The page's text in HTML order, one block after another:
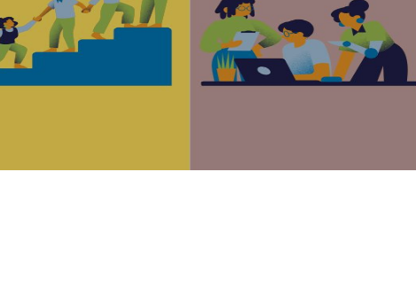
PROYECTO DIGITAL DE
CENTRO
CALIDAD
ACTIVIDADES
EXTRAESCOLARES